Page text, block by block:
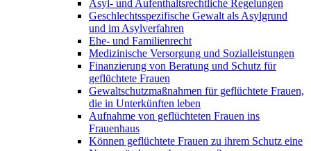
Asyl- und Aufenthaltsrechtliche Regelungen
Geschlechtsspezifische Gewalt als Asylgrund
und im Asylverfahren
Ehe- und Familienrecht
Medizinische Versorgung und Sozialleistungen
Finanzierung von Beratung und Schutz für
geflüchtete Frauen
Gewaltschutzmaßnahmen für geflüchtete Frauen,
die in Unterkünften leben
Aufnahme von geflüchteten Frauen ins
Frauenhaus
Können geflüchtete Frauen zu ihrem Schutz eine